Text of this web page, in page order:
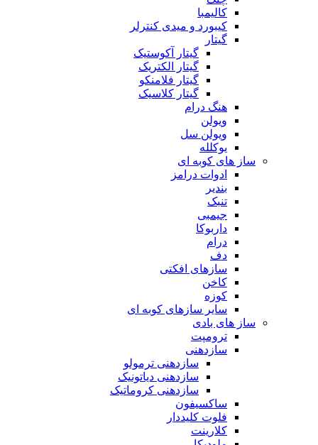
کالیمبا
کیبورد و میدی کنترلر
گیتار
گیتار آکوستیک
گیتار الکتریک
گیتار فلامنکو
گیتار کلاسیک
هنگ درام
ویولن
ویولن سل
یوکلله
ساز های کوبه ای
ادوات درامز
بندیر
تنبک
جیمبی
داربوکا
درام
دف
سازهای افکتی
کاخن
کوزه
سایر سازهای کوبه ای
ساز های بادی
ترومپت
سازدهنی
سازدهنی ترمولو
سازدهنی دیاتونیک
سازدهنی کروماتیک
ساکسیفون
فلوت کلیددار
کلارینت